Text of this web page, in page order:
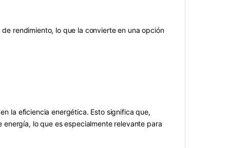
rendimiento, lo que la convierte en una opción
la eficiencia energética. Esto significa que,
lo que es especialmente relevante para